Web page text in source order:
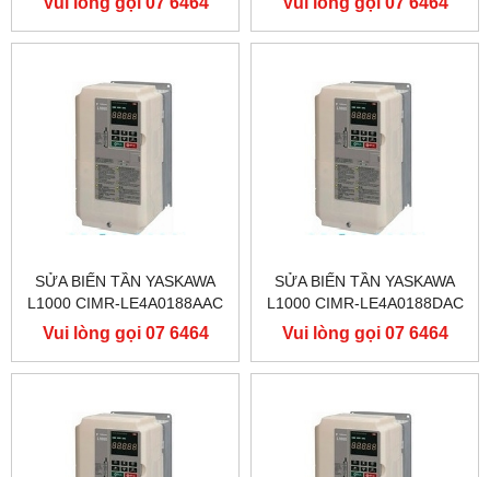
YASKAWA L1000
9556
YASKAWA L1000
9556
SỬA BIẾN TẦN YASKAWA
L1000 CIMR-LE4A0188AAC
400V 90KW, BIẾN TẦN
YASKAWA L1000
Vui lòng gọi 07 6464
9556
SỬA BIẾN TẦN YASKAWA
L1000 CIMR-LE4A0188DAC
400V 90KW, BIẾN TẦN
YASKAWA L1000
Vui lòng gọi 07 6464
9556